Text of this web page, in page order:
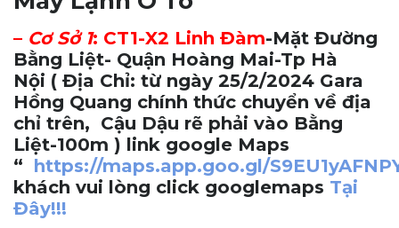
– Cơ Sở 1: CT1-X2 Linh Đàm-Mặt Đường
Bằng Liệt- Quận Hoàng Mai-Tp Hà
Nội ( Địa Chỉ: từ ngày 25/2/2024 Gara
Hồng Quang chính thức chuyển về địa
chỉ trên, Cậu Dậu rẽ phải vào Bằng
Liệt-100m ) link google Maps
“ https://maps.app.goo.gl/
khách vui lòng click googlemaps Tại
Đây!!!